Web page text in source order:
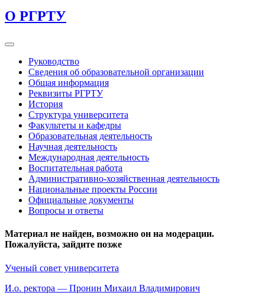
О РГРТУ
Руководство
Сведения об образовательной организации
Общая информация
Реквизиты РГРТУ
История
Структура университета
Факультеты и кафедры
Образовательная деятельность
Научная деятельность
Международная деятельность
Воспитательная работа
Административно-хозяйственная деятельность
Национальные проекты России
Официальные документы
Вопросы и ответы
Материал не найден, возможно он на модерации.
Пожалуйста, зайдите позже
Ученый совет университета
И.о. ректора — Пронин Михаил Владимирович